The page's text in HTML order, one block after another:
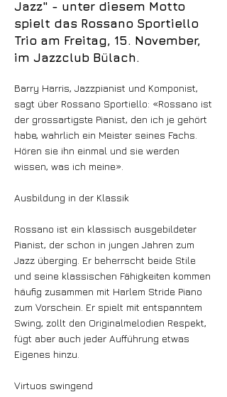
Jazz" - unter diesem Motto
spielt das Rossano Sportiello
Trio am Freitag, 15. November,
im Jazzclub Bülach.
Barry Harris, Jazzpianist und Komponist,
sagt über Rossano Sportiello: «Rossano ist
der grossartigste Pianist, den ich je gehört
habe, wahrlich ein Meister seines Fachs.
Hören sie ihn einmal und sie werden
wissen, was ich meine».
Ausbildung in der Klassik
Rossano ist ein klassisch ausgebildeter
Pianist, der schon in jungen Jahren zum
Jazz überging. Er beherrscht beide Stile
und seine klassischen Fähigkeiten kommen
häufig zusammen mit Harlem Stride Piano
zum Vorschein. Er spielt mit entspanntem
Swing, zollt den Originalmelodien Respekt,
fügt aber auch jeder Aufführung etwas
Eigenes hinzu.
Virtuos swingend